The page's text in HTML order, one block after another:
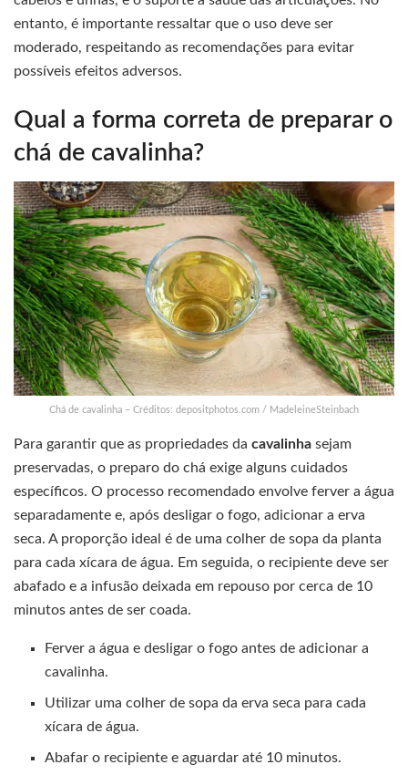
entanto, é importante ressaltar que o uso deve ser
moderado, respeitando as recomendações para evitar
possíveis efeitos adversos.
Qual a forma correta de preparar o
chá de cavalinha?
Chá de cavalinha – Créditos: depositphotos.com / MadeleineSteinbach
Para garantir que as propriedades da cavalinha sejam
preservadas, o preparo do chá exige alguns cuidados
específicos. O processo recomendado envolve ferver a água
separadamente e, após desligar o fogo, adicionar a erva
seca. A proporção ideal é de uma colher de sopa da planta
para cada xícara de água. Em seguida, o recipiente deve ser
abafado e a infusão deixada em repouso por cerca de 10
minutos antes de ser coada.
Ferver a água e desligar o fogo antes de adicionar a
cavalinha.
Utilizar uma colher de sopa da erva seca para cada
xícara de água.
Abafar o recipiente e aguardar até 10 minutos.